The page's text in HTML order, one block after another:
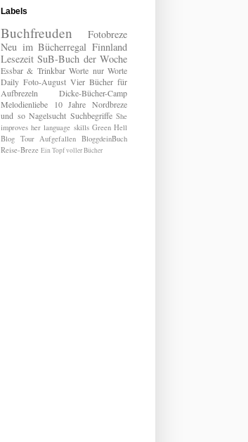
Labels
Buchfreuden
Fotobreze
Neu im Bücherregal Finnland
Lesezeit SuB-Buch der Woche
Essbar & Trinkbar Worte nur Worte
Daily Foto-August Vier Bücher für
Aufbrezeln
Dicke-Bücher-Camp
Melodienliebe
10 Jahre Nordbreze
und so Nagelsucht Suchbegriffe She
improves her language skills Green Hell
Blog Tour Aufgefallen BloggdeinBuch
Reise-Breze Ein Topf voller Bücher